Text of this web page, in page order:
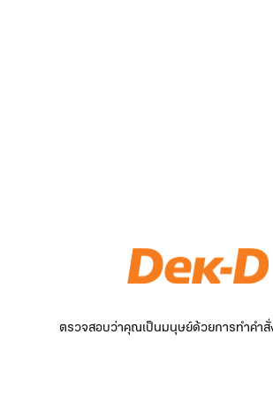
ตรวจสอบว่าคุณเป็นมนุษย์ด้วยการทำคำสั่